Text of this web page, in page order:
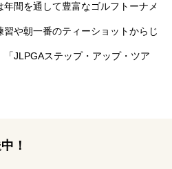
年間を通して豊富なゴルフトーナメ
や朝一番のティーショットからじ
JLPGAステップ・アップ・ツア
！